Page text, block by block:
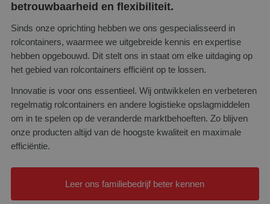
betrouwbaarheid en flexibiliteit.
Sinds onze oprichting hebben we ons gespecialisseerd in
rolcontainers, waarmee we uitgebreide kennis en expertise
hebben opgebouwd. Dit stelt ons in staat om elke uitdaging op
het gebied van rolcontainers efficiënt op te lossen.
Innovatie is voor ons essentieel. Wij ontwikkelen en verbeteren
regelmatig rolcontainers en andere logistieke opslagmiddelen
om in te spelen op de veranderde marktbehoeften. Zo blijven
onze producten altijd van de hoogste kwaliteit en maximale
efficiëntie.
Leer ons familiebedrijf beter kennen